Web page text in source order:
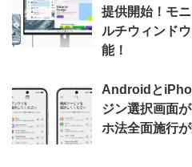
提供開始！モ
ルチウィンド
能！
Androidと
ジン選択画面
ホ法全面施行